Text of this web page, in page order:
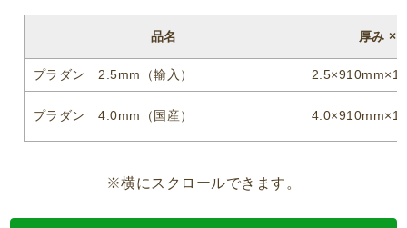
品名 厚み ×
プラダン 2.5mm（輸入）
プラダン 4.0mm（国産）
※横にスクロールできます。